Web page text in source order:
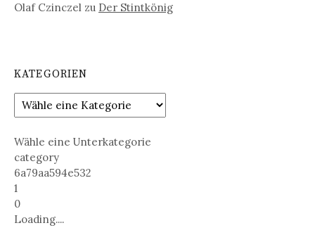
Olaf Czinczel zu Der Stintkönig
KATEGORIEN
Wähle eine Unterkategorie
category
6a79aa594e532
1
0
Loading....